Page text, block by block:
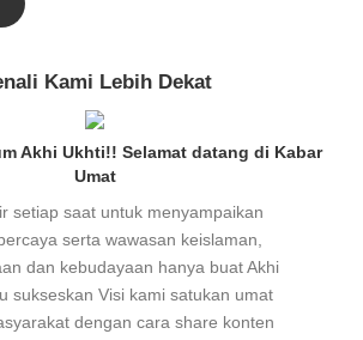
Kami Lebih Dekat
Akhi Ukhti!! Selamat datang di Kabar
Umat
setiap saat untuk menyampaikan
serta wawasan keislaman,
dan kebudayaan hanya buat Akhi
sukseskan Visi kami satukan umat
dengan cara share konten